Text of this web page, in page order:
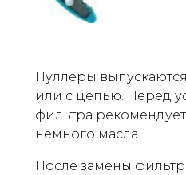
Пуллеры
или с цепью. Перед
фильтра
немного масла.
После замены